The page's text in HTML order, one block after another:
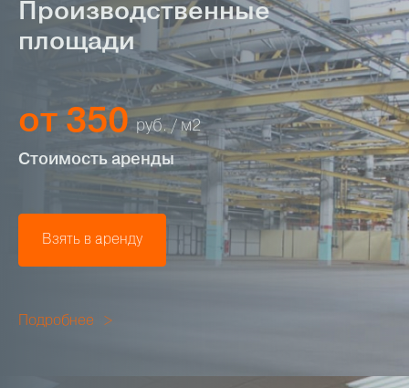
Производственные
площади
от 350 руб. / м2
Стоимость аренды
Взять в аренду
Подробнее